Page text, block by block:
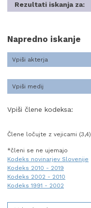
Rezultati iskanja za:
Napredno iskanje
Vpiši člene kodeksa:
Člene ločujte z vejicami (3,4)
*členi se ne ujemajo
Kodeks novinarjev Slovenije
Kodeks 2010 - 2019
Kodeks 2002 - 2010
Kodeks 1991 - 2002